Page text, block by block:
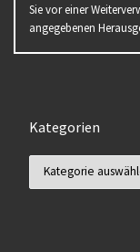
Sie vor einer
angegebenen
Kategorien